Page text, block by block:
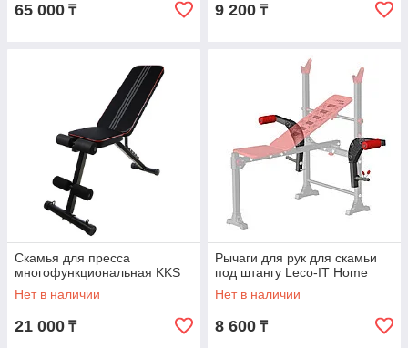
65 000 ₸ 9 200 ₸
Скамья для пресса
многофункциональная KKS
Нет в наличии
21 000 ₸
Рычаги для рук для скамьи
под штангу Leco-IT Home
Нет в наличии
8 600 ₸